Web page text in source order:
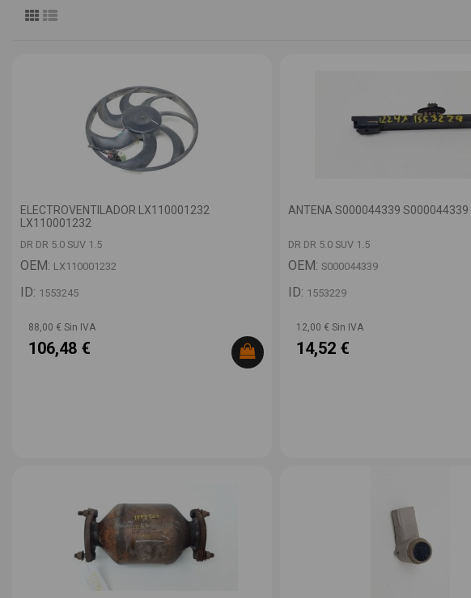
ELECTROVENTILADOR LX110001232
LX110001232
DR DR 5.0 SUV 1.5
OEM: LX110001232
ID: 1553245
88,00 € Sin IVA
106,48 €
ANTENA S000044339 S000044339
DR DR 5.0 SUV 1.5
OEM: S000044339
ID: 1553229
12,00 € Sin IVA
14,52 €